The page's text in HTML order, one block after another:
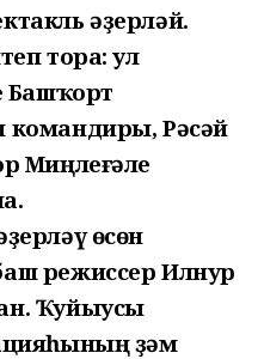
әҙерләй.
тора: ул
Башҡорт
командиры, Рәсәй
Миңлеғәле
өсөн
режиссер Илнур
Ҡуйыусы
ҙәм